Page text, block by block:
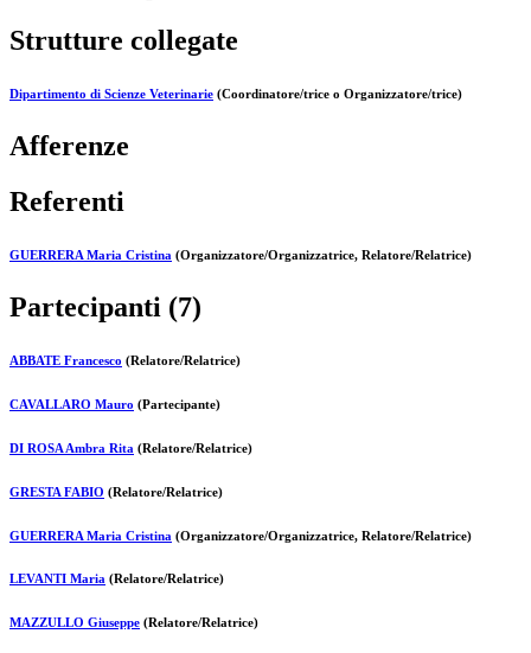
Strutture collegate
Dipartimento di Scienze Veterinarie (Coordinatore/trice o Organizzatore/trice)
Afferenze
Referenti
GUERRERA Maria Cristina (Organizzatore/Organizzatrice, Relatore/Relatrice)
Partecipanti (7)
ABBATE Francesco (Relatore/Relatrice)
CAVALLARO Mauro (Partecipante)
DI ROSA Ambra Rita (Relatore/Relatrice)
GRESTA FABIO (Relatore/Relatrice)
GUERRERA Maria Cristina (Organizzatore/Organizzatrice, Relatore/Relatrice)
LEVANTI Maria (Relatore/Relatrice)
MAZZULLO Giuseppe (Relatore/Relatrice)